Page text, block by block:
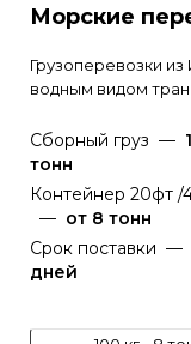
Морские
Грузоперевозки из
водным видом
Сборный груз —
тонн
Контейнер 20фт /
— от 8 тонн
Срок поставки —
дней